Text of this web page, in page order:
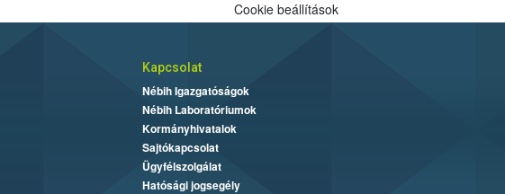
Cookie beállítások
Kapcsolat
Nébih Igazgatóságok
Nébih Laboratóriumok
Kormányhivatalok
Sajtókapcsolat
Ügyfélszolgálat
Hatósági jogsegély